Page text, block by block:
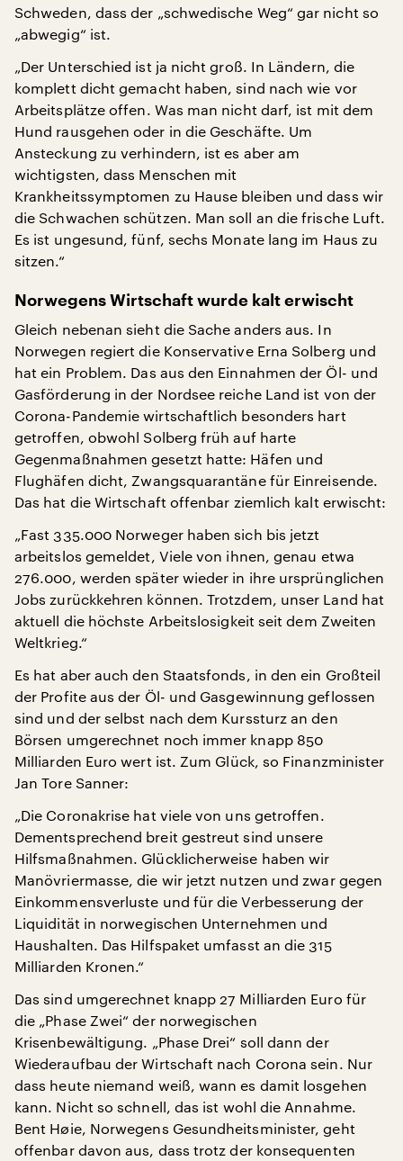
Schweden, dass der „schwedische Weg“ gar nicht so
„abwegig“ ist.
„Der Unterschied ist ja nicht groß. In Ländern, die
komplett dicht gemacht haben, sind nach wie vor
Arbeitsplätze offen. Was man nicht darf, ist mit dem
Hund rausgehen oder in die Geschäfte. Um
Ansteckung zu verhindern, ist es aber am
wichtigsten, dass Menschen mit
Krankheitssymptomen zu Hause bleiben und dass wir
die Schwachen schützen. Man soll an die frische Luft.
Es ist ungesund, fünf, sechs Monate lang im Haus zu
sitzen.“
Norwegens Wirtschaft wurde kalt erwischt
Gleich nebenan sieht die Sache anders aus. In
Norwegen regiert die Konservative Erna Solberg und
hat ein Problem. Das aus den Einnahmen der Öl- und
Gasförderung in der Nordsee reiche Land ist von der
Corona-Pandemie wirtschaftlich besonders hart
getroffen, obwohl Solberg früh auf harte
Gegenmaßnahmen gesetzt hatte: Häfen und
Flughäfen dicht, Zwangsquarantäne für Einreisende.
Das hat die Wirtschaft offenbar ziemlich kalt erwischt:
„Fast 335.000 Norweger haben sich bis jetzt
arbeitslos gemeldet, Viele von ihnen, genau etwa
276.000, werden später wieder in ihre ursprünglichen
Jobs zurückkehren können. Trotzdem, unser Land hat
aktuell die höchste Arbeitslosigkeit seit dem Zweiten
Weltkrieg.“
Es hat aber auch den Staatsfonds, in den ein Großteil
der Profite aus der Öl- und Gasgewinnung geflossen
sind und der selbst nach dem Kurssturz an den
Börsen umgerechnet noch immer knapp 850
Milliarden Euro wert ist. Zum Glück, so Finanzminister
Jan Tore Sanner:
„Die Coronakrise hat viele von uns getroffen.
Dementsprechend breit gestreut sind unsere
Hilfsmaßnahmen. Glücklicherweise haben wir
Manövriermasse, die wir jetzt nutzen und zwar gegen
Einkommensverluste und für die Verbesserung der
Liquidität in norwegischen Unternehmen und
Haushalten. Das Hilfspaket umfasst an die 315
Milliarden Kronen.“
Das sind umgerechnet knapp 27 Milliarden Euro für
die „Phase Zwei“ der norwegischen
Krisenbewältigung. „Phase Drei“ soll dann der
Wiederaufbau der Wirtschaft nach Corona sein. Nur
dass heute niemand weiß, wann es damit losgehen
kann. Nicht so schnell, das ist wohl die Annahme.
Bent Høie, Norwegens Gesundheitsminister, geht
offenbar davon aus, dass trotz der konsequenten